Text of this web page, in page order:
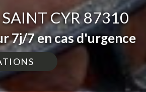
CYR 87310
7j/7 en cas d'urgence